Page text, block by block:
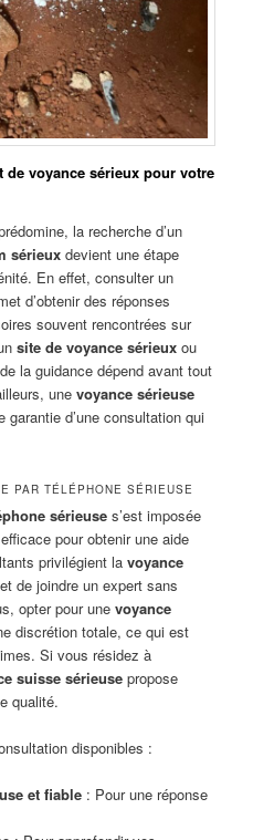
voyance sérieux pour votre
la recherche d’un
sérieux devient une étape
En effet, consulter un
d’obtenir des réponses
souvent rencontrées sur
site de voyance sérieux ou
la guidance dépend avant tout
unevoyance sérieuse
garantie d’une consultation qui
PAR TÉLÉPHONE SÉRIEUSE
sérieuse s’est imposée
pour obtenir une aide
privilégient lavoyance
de joindre un expert sans
opter pour unevoyance
discrétion totale, ce qui est
Si vous résidez à
suisse sérieuse propose
qualité.
disponibles :
et fiable: Pour une réponse